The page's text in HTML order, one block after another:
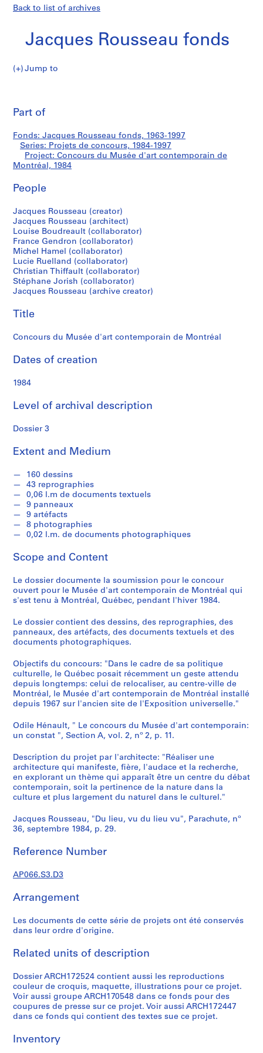
Back to list of archives
Jacques Rousseau fonds
Jump to
q
u
e
R
u
s
e
a
u
f
o
n
s
e
i
s
C
r
e
t
d
e
c
o
u
i
s
1
9
2
-
1
9
7
AP066.S1
S
e
r
i
s
P
o
e
s
e
t
r
é
a
l
i
s
t
du
Musée
d'art
contemporain
de
Montréal
Part of
Fonds: Jacques Rousseau fonds, 1963-1997
Series: Projets de concours, 1984-1997
Project: Concours du Musée d'art contemporain de
Montréal, 1984
People
Jacques Rousseau (creator)
Jacques Rousseau (architect)
Louise Boudreault (collaborator)
France Gendron (collaborator)
Michel Hamel (collaborator)
Lucie Ruelland (collaborator)
Christian Thiffault (collaborator)
Stéphane Jorish (collaborator)
Jacques Rousseau (archive creator)
Title
Concours du Musée d'art contemporain de Montréal
Dates of creation
1984
Level of archival description
Dossier 3
Extent and Medium
160 dessins
43 reprographies
0,06 l.m de documents textuels
9 panneaux
9 artéfacts
8 photographies
0,02 l.m. de documents photographiques
Scope and Content
Le dossier documente la soumission pour le concour
ouvert pour le Musée d'art contemporain de Montréal qui
s'est tenu à Montréal, Québec, pendant l'hiver 1984.
Le dossier contient des dessins, des reprographies, des
panneaux, des artéfacts, des documents textuels et des
documents photographiques.
Objectifs du concours: "Dans le cadre de sa politique
culturelle, le Québec posait récemment un geste attendu
depuis longtemps: celui de relocaliser, au centre-ville de
Montréal, le Musée d'art contemporain de Montréal installé
depuis 1967 sur l'ancien site de l'Exposition universelle."
Odile Hénault, " Le concours du Musée d'art contemporain:
un constat ", Section A, vol. 2, nº 2, p. 11.
Description du projet par l'architecte: "Réaliser une
architecture qui manifeste, fière, l'audace et la recherche,
en explorant un thème qui apparaît être un centre du débat
contemporain, soit la pertinence de la nature dans la
culture et plus largement du naturel dans le culturel."
Jacques Rousseau, "Du lieu, vu du lieu vu", Parachute, nº
36, septembre 1984, p. 29.
Reference Number
AP066.S3.D3
Arrangement
Les documents de cette série de projets ont été conservés
dans leur ordre d'origine.
Related units of description
Dossier ARCH172524 contient aussi les reproductions
couleur de croquis, maquette, illustrations pour ce projet.
Voir aussi groupe ARCH170548 dans ce fonds pour des
coupures de presse sur ce projet. Voir aussi ARCH172447
dans ce fonds qui contient des textes sue ce projet.
Inventory